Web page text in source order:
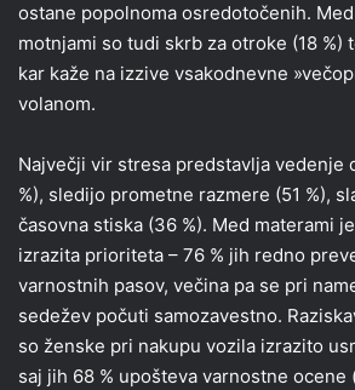
ostane popolnoma osredotočenih.
motnjami so tudi skrb za otroke (18 %)
kar kaže na izzive vsakodnevne
volanom.
Največji vir stresa predstavlja vedenje
%), sledijo prometne razmere (51 %),
časovna stiska (36 %). Med materami
izrazita prioriteta – 76 % jih redno
varnostnih pasov, večina pa se pri
sedežev počuti samozavestno.
so ženske pri nakupu vozila izrazito
saj jih 68 % upošteva varnostne ocene